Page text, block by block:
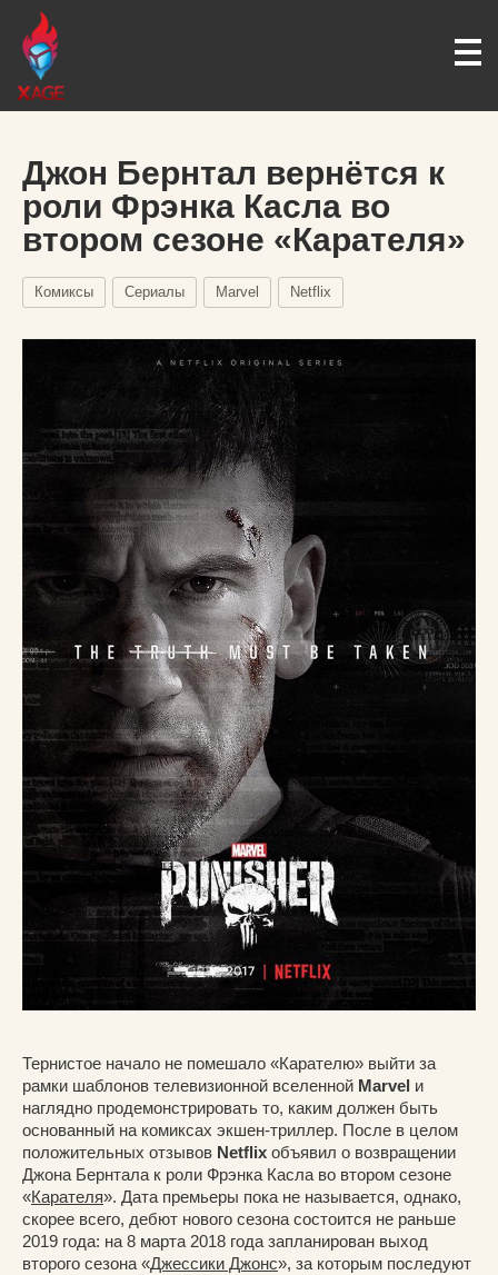
Джон Бернтал вернётся к
роли Фрэнка Касла во
втором сезоне «Карателя»
Комиксы Сериалы Marvel Netflix
Тернистое начало не помешало «Карателю» выйти за
рамки шаблонов телевизионной вселенной Marvel и
наглядно продемонстрировать то, каким должен быть
основанный на комиксах экшен-триллер. После в целом
положительных отзывов Netflix объявил о возвращении
Джона Бернтала к роли Фрэнка Касла во втором сезоне
«Карателя». Дата премьеры пока не называется, однако,
скорее всего, дебют нового сезона состоится не раньше
2019 года: на 8 марта 2018 года запланирован выход
второго сезона «Джессики Джонс», за которым последуют